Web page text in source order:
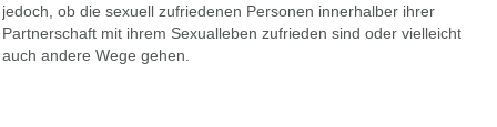
jedoch, ob die sexuell zufriedenen Personen innerhalber ihrer
Partnerschaft mit ihrem Sexualleben zufrieden sind oder vielleicht
auch andere Wege gehen.